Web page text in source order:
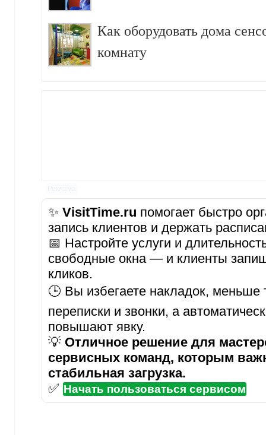
Как оборудовать дома
комнату
✨ VisitTime.ru помогает быстро
запись клиентов и держать
📅 Настройте услуги и
свободные окна — и клиенты
кликов.
🕒 Вы избегаете накладок, меньше
переписки и звонки, а
повышают явку.
💡 Отличное решение для
сервисных команд, которым
стабильная загрузка.
✅ Начать пользоваться сервисом